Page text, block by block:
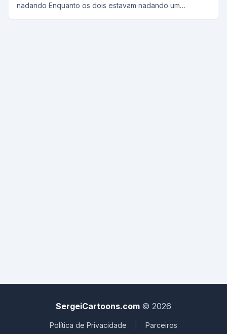
nadando Enquanto os dois estavam nadando um
SergeiCartoons.com © 2026
Política de Privacidade Parceiros